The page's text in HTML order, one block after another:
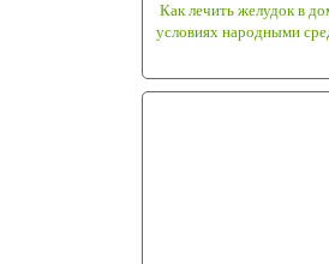
Как лечить желудок в
условиях народными